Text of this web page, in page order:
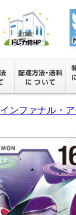
インファナル・ア